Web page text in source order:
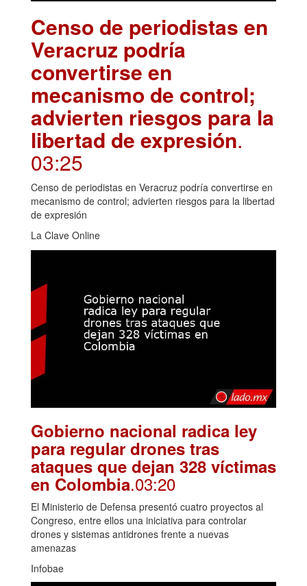
Censo de periodistas en
Veracruz podría
convertirse en
mecanismo de control;
advierten riesgos para la
libertad de expresión.
03:25
Censo de periodistas en Veracruz podría convertirse en
mecanismo de control; advierten riesgos para la libertad
de expresión
La Clave Online
Gobierno nacional radica ley
para regular drones tras
ataques que dejan 328 víctimas
en Colombia.03:20
El Ministerio de Defensa presentó cuatro proyectos al
Congreso, entre ellos una iniciativa para controlar
drones y sistemas antidrones frente a nuevas
amenazas
Infobae